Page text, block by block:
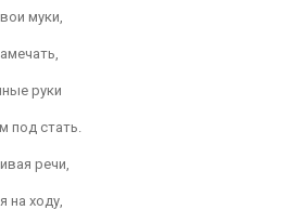
муки,
руки
под стать.
речи,
на ходу,